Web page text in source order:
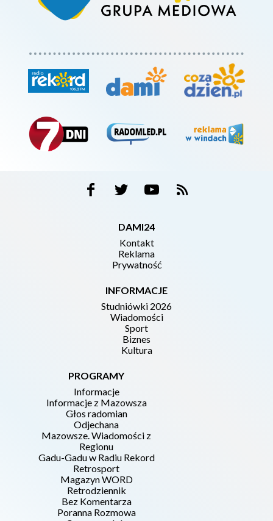
DAMI24
Kontakt
Reklama
Prywatność
INFORMACJE
Studniówki 2026
Wiadomości
Sport
Biznes
Kultura
PROGRAMY
Informacje
Informacje z Mazowsza
Głos radomian
Odjechana
Mazowsze. Wiadomości z
Regionu
Gadu-Gadu w Radiu Rekord
Retrosport
Magazyn WORD
Retrodziennik
Bez Komentarza
Poranna Rozmowa